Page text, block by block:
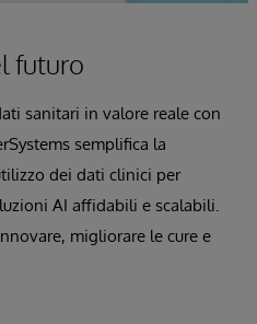
futuro
sanitari in valore reale con
semplifica la
dei dati clinici per
AI affidabili e scalabili.
migliorare le cure e